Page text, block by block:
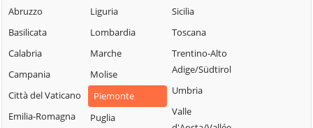
Tortona
Bistagno
Borghetto di
Borbera
Borgo San
Grondona
Guazzora
Rocchetta Ligure
Rosignano
Abruzzo
Basilicata
Calabria
Campania
Città del Vaticano
Emilia-Romagna
Liguria
Lombardia
Marche
Molise
Piemonte
Puglia
Sicilia
Toscana
Trentino-Alto
Adige/Südtirol
Umbria
Valle